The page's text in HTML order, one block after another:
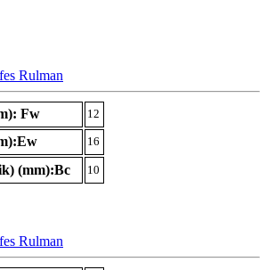
Rulman
Fw 12
16
(mm):Bc 10
Rulman